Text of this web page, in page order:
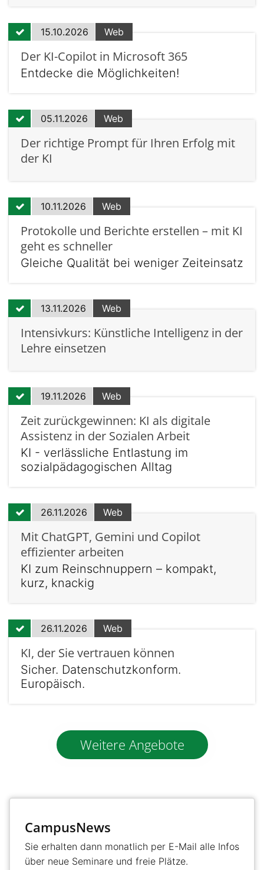
15.10.2026 Web
Der KI-Copilot in Microsoft 365
Entdecke die Möglichkeiten!
05.11.2026 Web
Der richtige Prompt für Ihren Erfolg mit
der KI
10.11.2026 Web
Protokolle und Berichte erstellen – mit KI
geht es schneller
Gleiche Qualität bei weniger Zeiteinsatz
13.11.2026 Web
Intensivkurs: Künstliche Intelligenz in der
Lehre einsetzen
19.11.2026 Web
Zeit zurückgewinnen: KI als digitale
Assistenz in der Sozialen Arbeit
KI - verlässliche Entlastung im
sozialpädagogischen Alltag
26.11.2026 Web
Mit ChatGPT, Gemini und Copilot
effizienter arbeiten
KI zum Reinschnuppern – kompakt,
kurz, knackig
26.11.2026 Web
KI, der Sie vertrauen können
Sicher. Datenschutzkonform.
Europäisch.
Weitere Angebote
CampusNews
Sie erhalten dann monatlich per E-Mail alle Infos
über neue Seminare und freie Plätze.